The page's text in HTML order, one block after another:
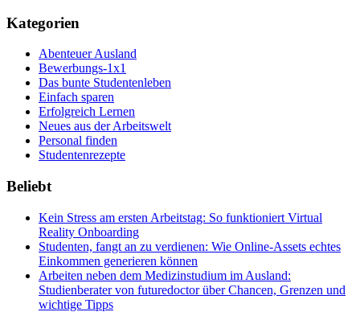
Kategorien
Abenteuer Ausland
Bewerbungs-1x1
Das bunte Studentenleben
Einfach sparen
Erfolgreich Lernen
Neues aus der Arbeitswelt
Personal finden
Studentenrezepte
Beliebt
Kein Stress am ersten Arbeitstag: So funktioniert Virtual
Reality Onboarding
Studenten, fangt an zu verdienen: Wie Online-Assets echtes
Einkommen generieren können
Arbeiten neben dem Medizinstudium im Ausland:
Studienberater von futuredoctor über Chancen, Grenzen und
wichtige Tipps